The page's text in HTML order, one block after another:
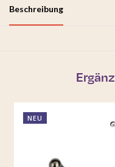
Beschreibung
NEU